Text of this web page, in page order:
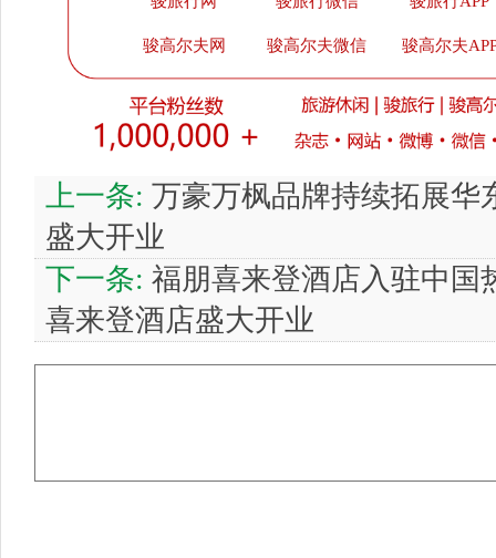
骏高尔夫网 骏高尔夫微信 骏高尔夫
上一条: 万豪万枫品牌持续拓展华
盛大开业
下一条: 福朋喜来登酒店入驻中国
喜来登酒店盛大开业